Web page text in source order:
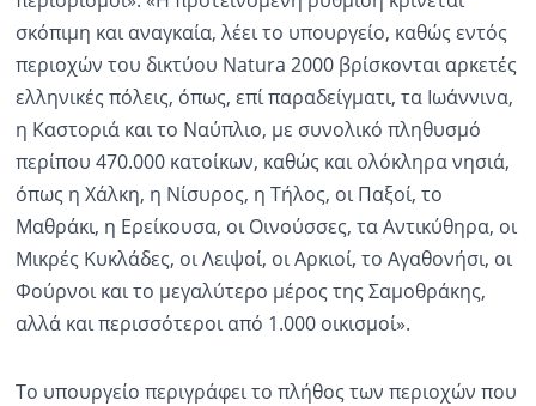
σκόπιμη και αναγκαία, λέει το υπουργείο, καθώς εντός
περιοχών του δικτύου Natura 2000 βρίσκονται αρκετές
ελληνικές πόλεις, όπως, επί παραδείγματι, τα Ιωάννινα,
η Καστοριά και το Ναύπλιο, με συνολικό πληθυσμό
περίπου 470.000 κατοίκων, καθώς και ολόκληρα νησιά,
όπως η Χάλκη, η Νίσυρος, η Τήλος, οι Παξοί, το
Μαθράκι, η Ερείκουσα, οι Οινούσσες, τα Αντικύθηρα, οι
Μικρές Κυκλάδες, οι Λειψοί, οι Αρκιοί, το Αγαθονήσι, οι
Φούρνοι και το μεγαλύτερο μέρος της Σαμοθράκης,
αλλά και περισσότεροι από 1.000 οικισμοί».
Το υπουργείο περιγράφει το πλήθος των περιοχών που